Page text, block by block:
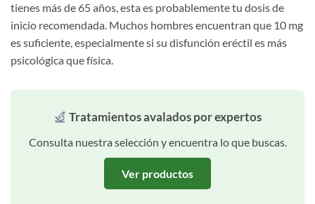
tienes más de 65 años, esta es probablemente tu dosis de
inicio recomendada. Muchos hombres encuentran que 10 mg
es suficiente, especialmente si su disfunción eréctil es más
psicológica que física.
Tratamientos avalados por expertos
Consulta nuestra selección y encuentra lo que buscas.
Ver productos